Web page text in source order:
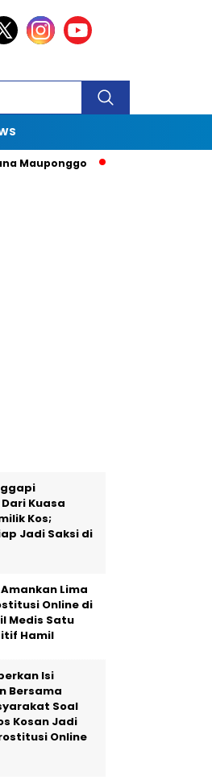
Drama Pergub 33:
Kuasa
Kos;
Jadi Saksi di
Amankan Lima
Online di
Medis Satu
Hamil
Isi
Bersama
Soal
Kosan Jadi
Online